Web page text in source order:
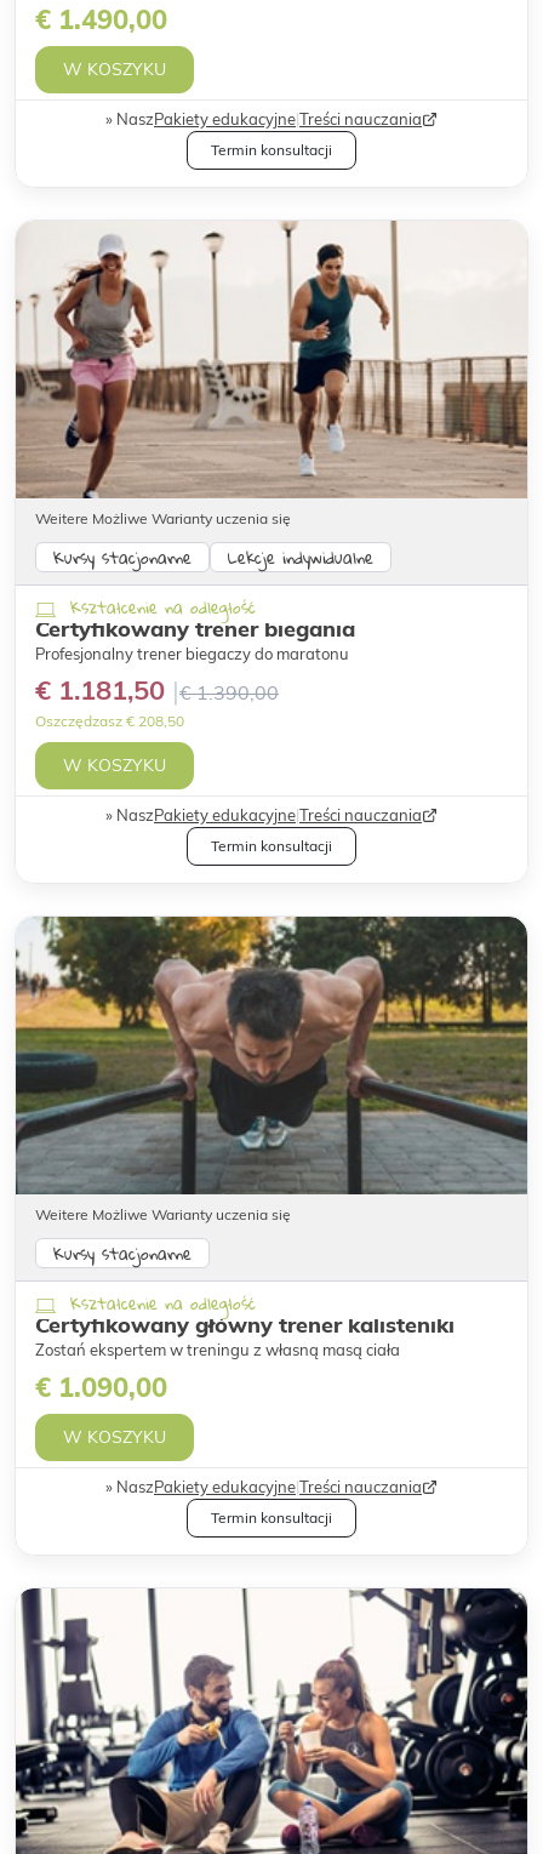
€ 1.490,00
W KOSZYKU
NaszPakiety edukacyjne|Treści nauczania
Termin konsultacji
Weitere Możliwe Warianty uczenia się
Kształcenie na odległość
Kursy stacjonarne Lekcje indywidualne
Certyfikowany trener biegania
Profesjonalny trener biegaczy do maratonu
€ 1.181,50 € 1.390,00
Oszczędzasz € 208,50
W KOSZYKU
NaszPakiety edukacyjne|Treści nauczania
Termin konsultacji
Weitere Możliwe Warianty uczenia się
Kształcenie na odległość
Kursy stacjonarne
Certyfikowany główny trener kalisteniki
Zostań ekspertem w treningu z własną masą ciała
€ 1.090,00
W KOSZYKU
NaszPakiety edukacyjne|Treści nauczania
Termin konsultacji